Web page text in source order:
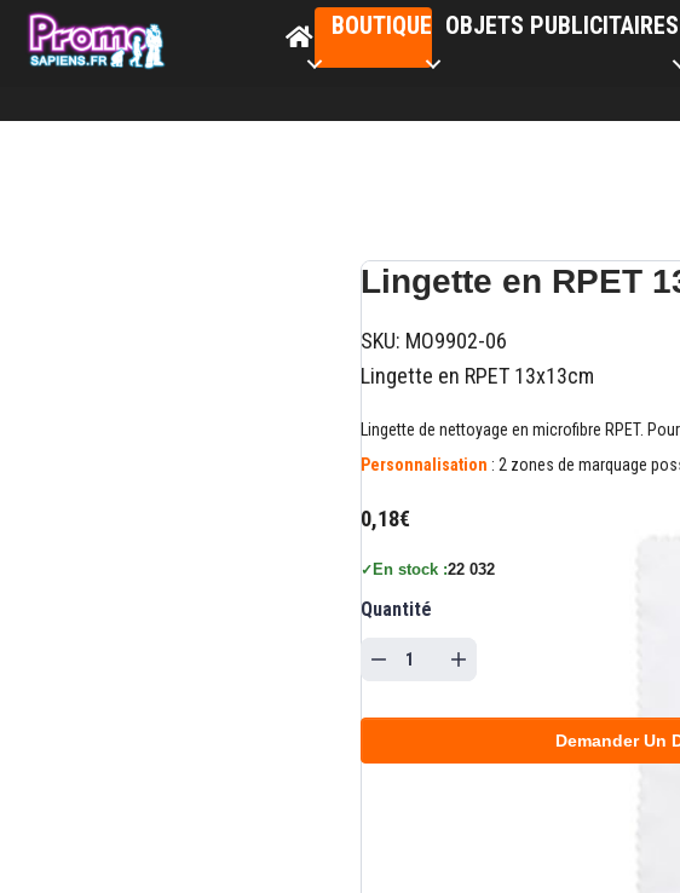
BOUTIQUE OBJETS PUBLICITAIRES
Lingette en RPET
SKU: MO9902-06
Lingette en RPET 13x13cm
Lingette de nettoyage en microfibre RPET.
Personnalisation : 2 zones de marquage
0,18€
✓ En stock :22 032
Quantité
Demander Un